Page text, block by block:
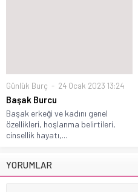
Günlük Burç 24 Ocak 2023 13:24
Başak Burcu
Başak erkeği ve kadını genel
özellikleri, hoşlanma belirtileri,
cinsellik hayatı,...
YORUMLAR